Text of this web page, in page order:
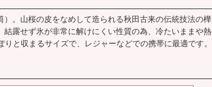
。山桜の皮をなめして造られる秋田古来の伝統技法の樺
露せず氷が非常に解けにくい性質の為、冷たいままや熱
と収まるサイズで、レジャーなどでの携帯に最適です。